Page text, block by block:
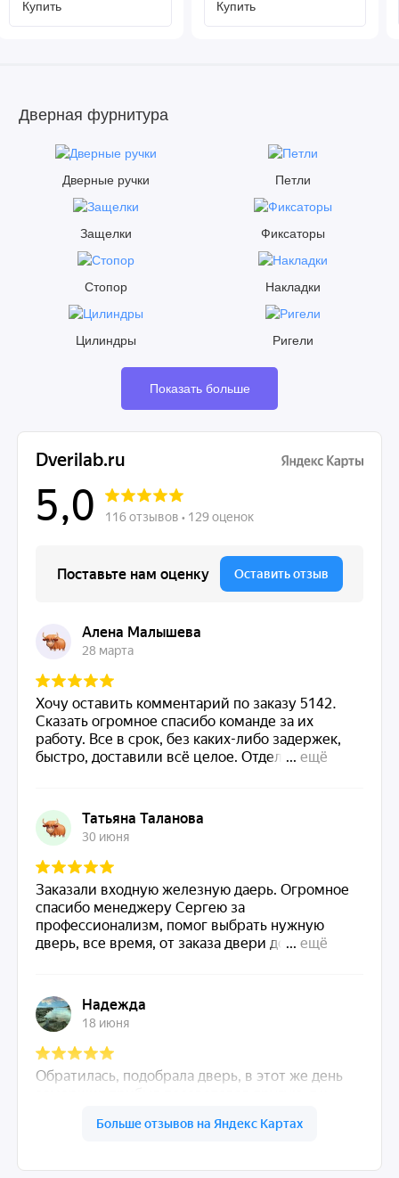
Купить Купить
Дверная фурнитура
Дверные ручки Петли
Защелки Фиксаторы
Стопор Накладки
Цилиндры Ригели
Показать больше